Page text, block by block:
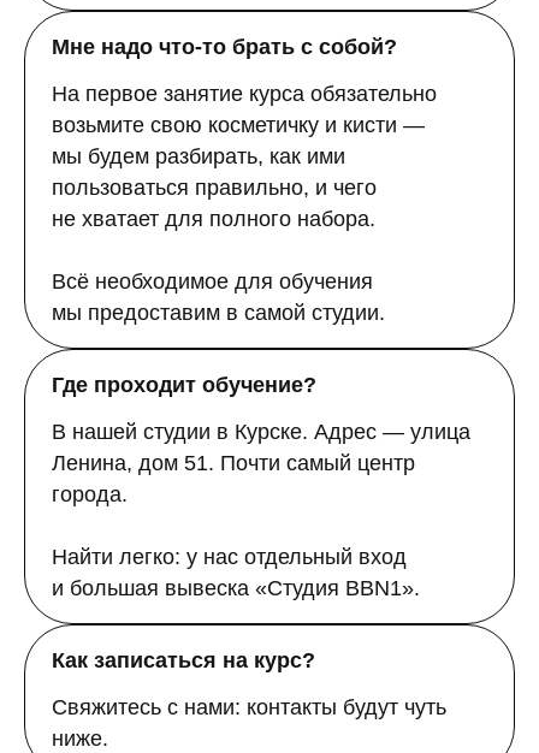
Мне надо что-то брать с собой?
На первое занятие курса обязательно
возьмите свою косметичку и кисти —
мы будем разбирать, как ими
пользоваться правильно, и чего
не хватает для полного набора.
Всё необходимое для обучения
мы предоставим в самой студии.
Где проходит обучение?
В нашей студии в Курске. Адрес — улица
Ленина, дом 51. Почти самый центр
города.
Найти легко: у нас отдельный вход
и большая вывеска «Студия BBN1».
Как записаться на курс?
Свяжитесь с нами: контакты будут чуть
ниже.